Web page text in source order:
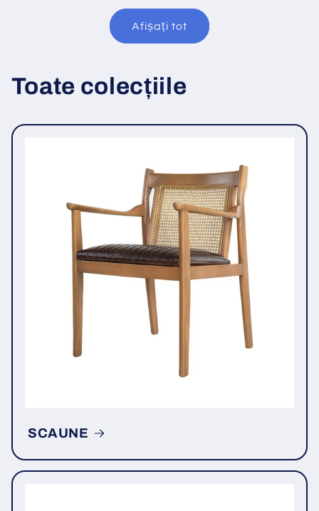
Afișați tot
Toate colecțiile
SCAUNE